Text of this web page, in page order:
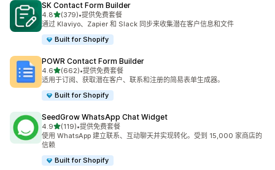
SK Contact Form Builder
4.8星（满分 5 星）
(379)
总共 379 条评论
•提供免费套餐
通过 Klaviyo、Zapier 和 Slack 同步来收集潜在客户信息和文件
Built for Shopify
POWR Contact Form Builder
4.6星（满分 5 星）
(662)
总共 662 条评论
•提供免费套餐
适用于订阅、获取潜在客户、联系和注册的简易表单生成器。
Built for Shopify
SeedGrow WhatsApp Chat Widget
4.9星（满分 5 星）
(119)
总共 119 条评论
•提供免费套餐
使用 WhatsApp 建立联系、互动聊天并实现转化。受到 15,000 家商店的
信赖
Built for Shopify